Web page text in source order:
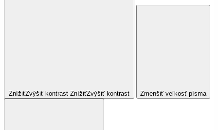
ZnížiťZvýšiť kontrast ZnížiťZvýšiť kontrast Zmenšiť veľkosť písma